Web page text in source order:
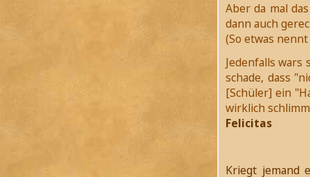
Aber da mal
dann auch
(So etwas
Jedenfalls wars
schade, dass
[Schüler] ein
wirklich
Felicitas
Kriegt jemand